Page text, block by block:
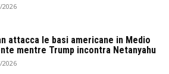
2026
attacca le basi americane in Medio
mentre Trump incontra Netanyahu
2026